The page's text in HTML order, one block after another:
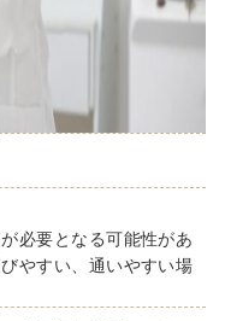
必要となる可能性があ
やすい、通いやすい場